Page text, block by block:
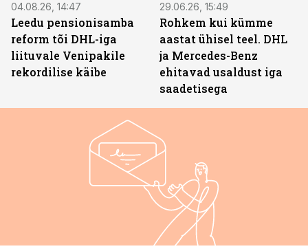
04.08.26, 14:47
Leedu pensionisamba
reform tõi DHL-iga
liituvale Venipakile
rekordilise käibe
29.06.26, 15:49
Rohkem kui kümme
aastat ühisel teel. DHL
ja Mercedes-Benz
ehitavad usaldust iga
saadetisega